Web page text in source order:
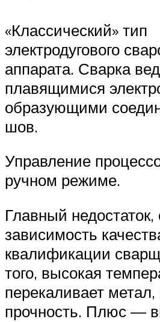
«Классический» тип
электродугового
аппарата. Сварка
плавящимися
образующими
шов.
Управление
ручном режиме.
Главный недостаток,
зависимость
квалификации
того, высокая
перекаливает
прочность. Плюс —